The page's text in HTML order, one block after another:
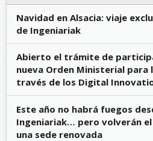
Navidad en Alsacia: viaje
de Ingeniariak
Abierto el trámite de
nueva Orden Ministerial para
través de los Digital
Este año no habrá fuegos
Ingeniariak… pero volverán
una sede renovada